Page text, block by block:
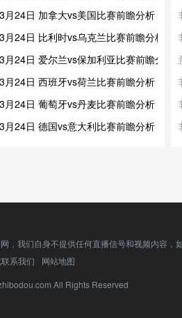
月24日 加拿大vs美国比赛前瞻分析
24日 比利时vs乌克兰比赛前瞻分析
24日 爱尔兰vs保加利亚比赛前瞻分析
月24日 西班牙vs荷兰比赛前瞻分析
月24日 葡萄牙vs丹麦比赛前瞻分析
月24日 德国vs意大利比赛前瞻分析
我们自身不提供任何直播信号和视频内容，
联系我们
网站地图
All Rights Reserved